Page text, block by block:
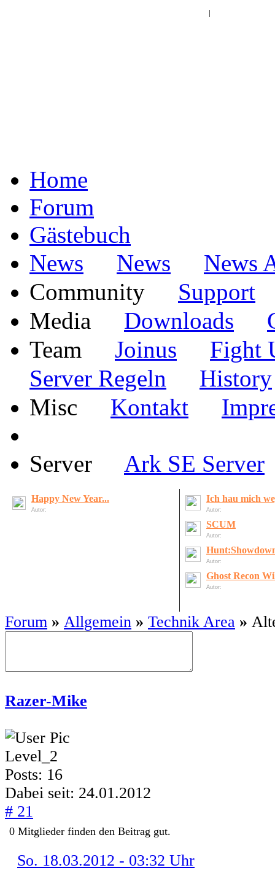
Home
Forum
Gästebuch
News
News
News
Community
Support
Media Downloads
Team
Joinus
Fight
Server Regeln
History
Misc
Kontakt
Server Ark SE Server
Happy New Year...
Autor:
Ich hau mich
Autor:
SCUM
Autor:
Autor:
Ghost Recon
Autor:
Forum » Allgemein » Technik Area »
Razer-Mike
Level_2
Posts: 16
Dabei seit: 24.01.2012
# 21
0 Mitglieder finden den Beitrag gut.
So. 18.03.2012 - 03:32 Uhr